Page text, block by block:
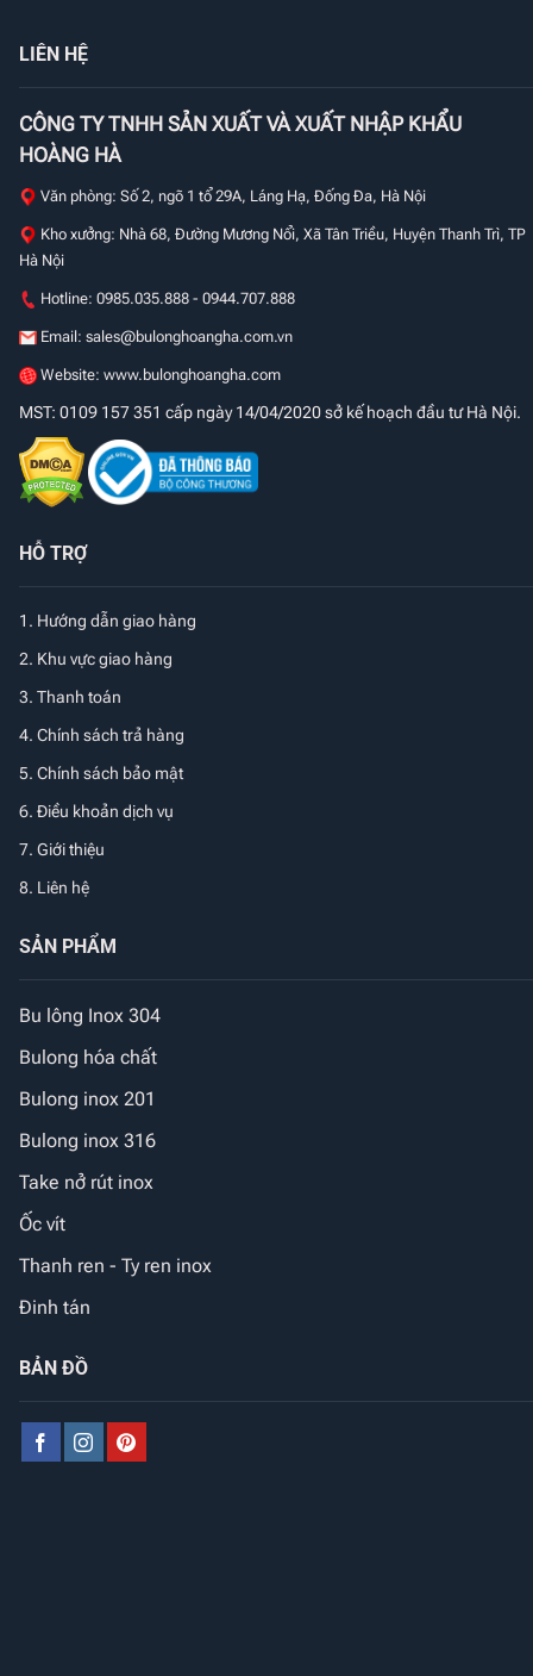
LIÊN HỆ
CÔNG TY TNHH SẢN XUẤT VÀ XUẤT NHẬP KHẨU
HOÀNG HÀ
Văn phòng: Số 2, ngõ 1 tổ 29A, Láng Hạ, Đống Đa, Hà Nội
Kho xưởng: Nhà 68, Đường Mương Nổi, Xã Tân Triều, Huyện Thanh Trì, TP
Hà Nội
Hotline: 0985.035.888 - 0944.707.888
Email: sales@bulonghoangha.com.vn
Website: www.bulonghoangha.com
MST: 0109 157 351 cấp ngày 14/04/2020 sở kế hoạch đầu tư Hà Nội.
HỖ TRỢ
1. Hướng dẫn giao hàng
2. Khu vực giao hàng
3. Thanh toán
4. Chính sách trả hàng
5. Chính sách bảo mật
6. Điều khoản dịch vụ
7. Giới thiệu
8. Liên hệ
SẢN PHẨM
Bu lông Inox 304
Bulong hóa chất
Bulong inox 201
Bulong inox 316
Take nở rút inox
Ốc vít
Thanh ren - Ty ren inox
Đinh tán
BẢN ĐỒ